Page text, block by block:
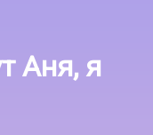
Аня, я